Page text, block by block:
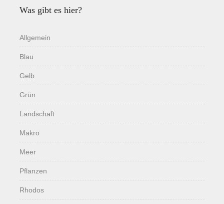
Was gibt es hier?
Allgemein
Blau
Gelb
Grün
Landschaft
Makro
Meer
Pflanzen
Rhodos